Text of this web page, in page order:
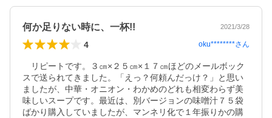
何か足りない時に、一杯!! 2021/3/28
4 oku********さん
リピートです。３㎝×２５㎝×１７㎝ほどのメールボック
スで送られてきました。「えっ？何頼んだっけ？」と思い
ましたが、中華・オニオン・わかめのどれも相変わらず美
味しいスープです。最近は、別バージョンの味噌汁７５袋
ばかり購入していましたが、マンネリ化で１年振りかの購